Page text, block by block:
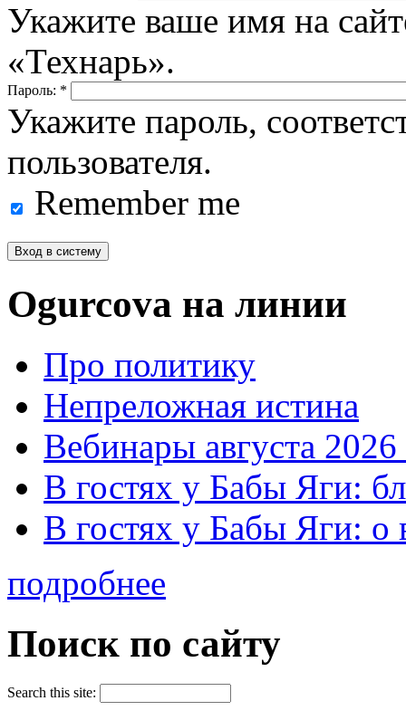
Укажите ваше имя на
«Технарь».
Пароль: *
Укажите пароль,
пользователя.
Remember me
Ogurcova на линии
Про политику
Непреложная истина
Вебинары августа 2026
В гостях у Бабы Яги:
В гостях у Бабы Яги:
подробнее
Поиск по сайту
Search this site: